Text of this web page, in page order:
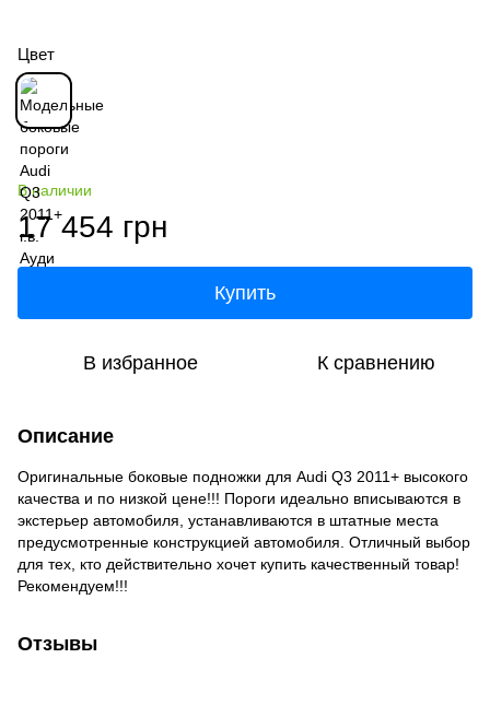
Цвет
В наличии
17 454 грн
Купить
В избранное К сравнению
Описание
Оригинальные боковые подножки для Audi Q3 2011+ высокого
качества и по низкой цене!!! Пороги идеально вписываются в
экстерьер автомобиля, устанавливаются в штатные места
предусмотренные конструкцией автомобиля. Отличный выбор
для тех, кто действительно хочет купить качественный товар!
Рекомендуем!!!
Отзывы